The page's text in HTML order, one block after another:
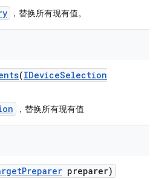
，替换所有现有值。
(IDeviceSelection
，替换所有现有值
Preparer preparer)